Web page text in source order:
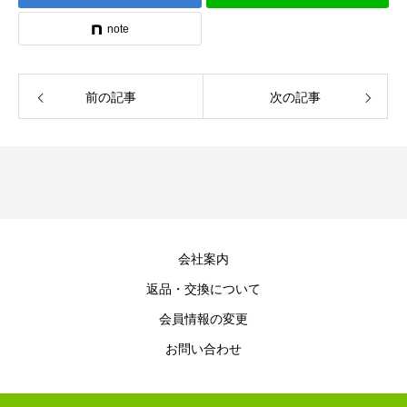
note
前の記事 次の記事
会社案内
返品・交換について
会員情報の変更
お問い合わせ